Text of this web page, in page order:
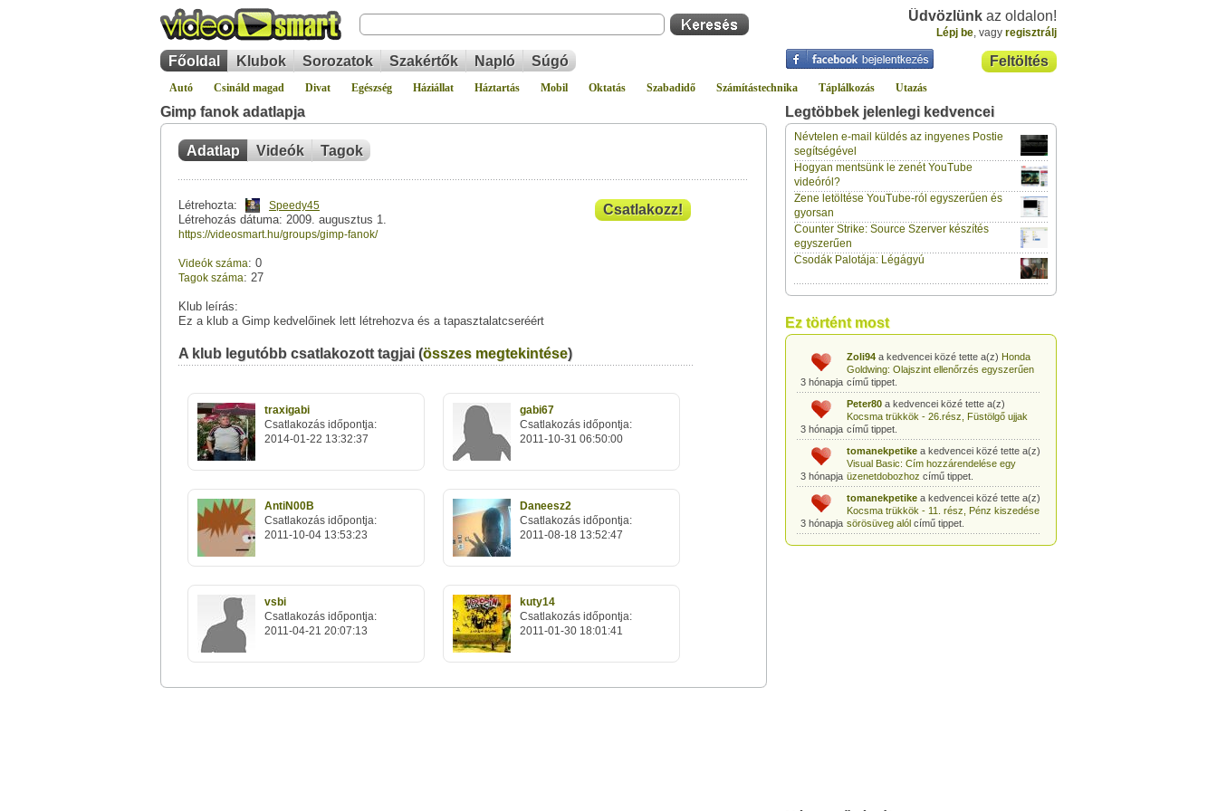
Üdvözlünk az oldalon!
Lépj be, vagy regisztrálj
Feltöltés
Főoldal Klubok Sorozatok Szakértők Napló Súgó
Autó Csináld magad Divat Egészség Háziállat Háztartás Mobil Oktatás Szabadidő Számítástechnika Táplálkozás Utazás
Gimp fanok adatlapja
Adatlap Videók Tagok
Létrehozta: Speedy45
Létrehozás dátuma: 2009. augusztus 1.
https://videosmart.hu/groups/gimp-fanok/
Videók száma: 0
Tagok száma: 27
Klub leírás:
Ez a klub a Gimp kedvelőinek lett létrehozva és a tapasztalatcseréért
Csatlakozz!
A klub legutóbb csatlakozott tagjai (összes megtekintése)
traxigabi
Csatlakozás időpontja:
2014-01-22 13:32:37
gabi67
Csatlakozás időpontja:
2011-10-31 06:50:00
AntiN00B
Csatlakozás időpontja:
2011-10-04 13:53:23
Daneesz2
Csatlakozás időpontja:
2011-08-18 13:52:47
vsbi
Csatlakozás időpontja:
2011-04-21 20:07:13
kuty14
Csatlakozás időpontja:
2011-01-30 18:01:41
Legtöbbek jelenlegi kedvencei
Névtelen e-mail küldés az ingyenes Postie
segítségével
Hogyan mentsünk le zenét YouTube
videóról?
Zene letöltése YouTube-ról egyszerűen és
gyorsan
Counter Strike: Source Szerver készítés
egyszerűen
Csodák Palotája: Légágyú
Ez történt most
3 hónapja
klaus70a kedvencei közé tette a(z)
Lockerz meghívó és regisztrációcímű
tippet.
3 hónapja
vidazoltan a kedvencei közé tette a(z)
Hogyan csinálják a négy ász kártyatrükköt?
című tippet.
3 hónapja
Egyszerű kártyatrükk: Kártyalap kitalálása
trükkösen
3 hónapja
vidazoltana kedvencei közé tette a(z)
kártyalap a pakli tetejéncímű tippet.
3 hónapja
Egyszerű kártyatrükk: STOP!
3 hónapja
Zoli94a kedvencei közé tette a(z) Honda
Goldwing: Olajszint ellenőrzés egyszerűen
című tippet.
3 hónapja
Peter80a kedvencei közé tette a(z)
Kocsma trükkök - 26.rész, Füstölgő ujjak
című tippet.
3 hónapja
tomanekpetikea kedvencei közé tette a(z)
Visual Basic: Cím hozzárendelése egy
üzenetdobozhoz című tippet.
3 hónapja
tomanekpetikea kedvencei közé tette a(z)
Kocsma trükkök - 11. rész, Pénz kiszedése
sörösüveg alólcímű tippet.
tomanekpetikea kedvencei közé tette a(z)